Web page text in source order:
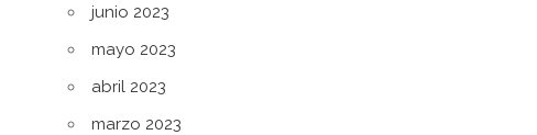
junio 2023
mayo 2023
abril 2023
marzo 2023